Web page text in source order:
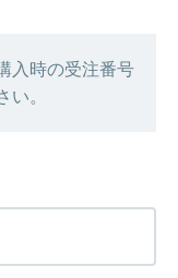
入時の受注番号
い。